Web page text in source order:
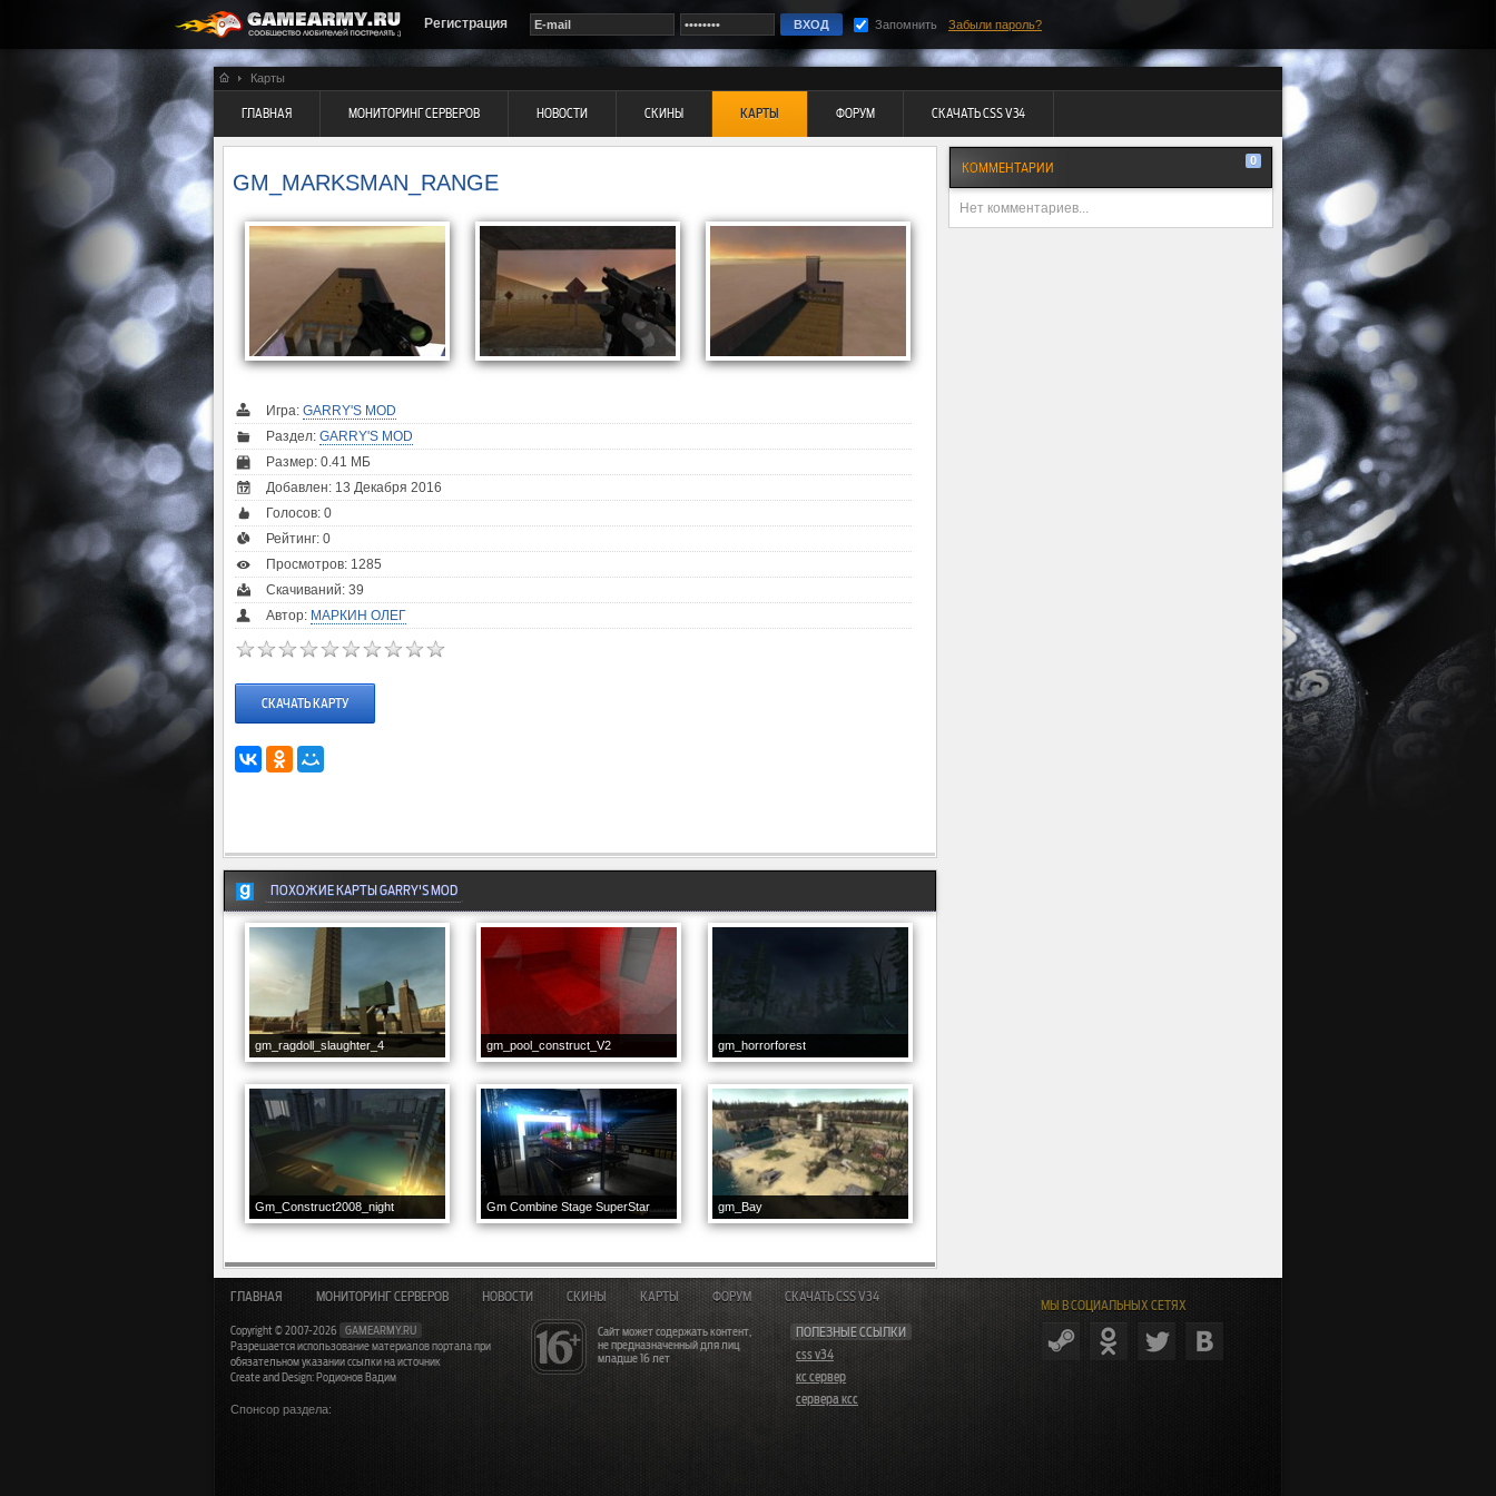
Регистрация Запомнить Забыли пароль?
Карты
ГЛАВНАЯ МОНИТОРИНГ СЕРВЕРОВ НОВОСТИ СКИНЫ КАРТЫ ФОРУМ СКАЧАТЬ CSS V34
GM_MARKSMAN_RANGE
Игра: GARRY'S MOD
Раздел: GARRY'S MOD
Размер: 0.41 МБ
Добавлен: 13 Декабря 2016
Голосов: 0
Рейтинг: 0
Просмотров: 1285
Скачиваний: 39
Автор: МАРКИН ОЛЕГ
СКАЧАТЬ КАРТУ
ПОХОЖИЕ КАРТЫ GARRY'S MOD
gm_ragdoll_slaughter_4 gm_pool_construct_V2 gm_horrorforest
Gm_Construct2008_night Gm Combine Stage SuperStar gm_Bay
КОММЕНТАРИИ 0
Нет комментариев...
МЫ В СОЦИАЛЬНЫХ СЕТЯХ
Сайт может содержать контент,
не предназначенный для лиц
младше 16 лет
ПОЛЕЗНЫЕ ССЫЛКИ
css v34
кс сервер
сервера ксс
ГЛАВНАЯ МОНИТОРИНГ СЕРВЕРОВ НОВОСТИ СКИНЫ КАРТЫ ФОРУМ СКАЧАТЬ CSS V34
Copyright © 2007-2026
GAMEARMY.RU
Разрешается использование материалов портала при
обязательном указании ссылки на источник
Create and Design: Родионов Вадим
Спонсор раздела: